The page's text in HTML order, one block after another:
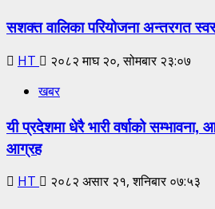
सशक्त वालिका परियोजना अन्तरगत
HT
२०८२ माघ २०, सोमबार २३:०७
खबर
यी प्रदेशमा धेरै भारी वर्षाको
आग्रह
HT २०८२ असार २१, शनिबार ०७:५३